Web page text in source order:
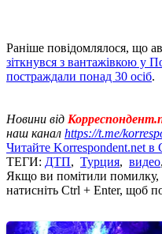
Раніше повідомлялося, що
зіткнувся з вантажівкою у
постраждали понад 30 осіб.
Новини від
наш канал https://t.me/
Читайте Korrespondent.net в
ТЕГИ: ДТП, Турция, видео
Якщо ви помітили помилку,
натисніть Ctrl + Enter, щоб